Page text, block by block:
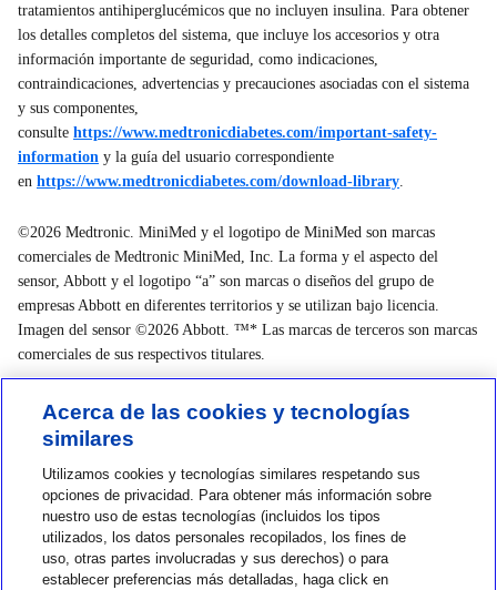
tratamientos antihiperglucémicos que no incluyen insulina. Para obtener
los detalles completos del sistema, que incluye los accesorios y otra
información importante de seguridad, como indicaciones,
contraindicaciones, advertencias y precauciones asociadas con el sistema
y sus componentes,
consulte https://www.medtronicdiabetes.com/important-safety-
information y la guía del usuario correspondiente
en https://www.medtronicdiabetes.com/download-library
©2026 Medtronic. MiniMed y el logotipo de MiniMed son marcas
comerciales de Medtronic MiniMed, Inc. La forma y el aspecto del
sensor, Abbott y el logotipo “a” son marcas o diseños del grupo de
empresas Abbott en diferentes territorios y se utilizan bajo licencia.
Imagen del sensor ©2026 Abbott. ™* Las marcas de terceros son marcas
comerciales de sus respectivos titulares.
Contact us
1-800-MINIMED
1-800-646-4633
About MiniMed
Acerca de las cookies y tecnologías
similares
Utilizamos cookies y tecnologías similares respetando sus
opciones de privacidad. Para obtener más información sobre
nuestro uso de estas tecnologías (incluidos los tipos
utilizados, los datos personales recopilados, los fines de
uso, otras partes involucradas y sus derechos) o para
establecer preferencias más detalladas, haga click en